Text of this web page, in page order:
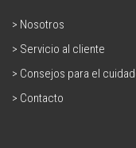
> Nosotros
> Servicio al cliente
> Consejos para el
> Contacto